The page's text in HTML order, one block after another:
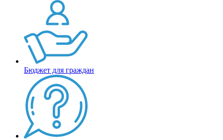
Бюджет для граждан